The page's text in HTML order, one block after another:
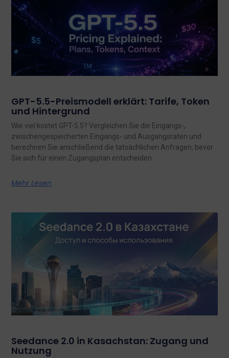
GPT-5.5-Preismodell erklärt: Tarife, Token
und Hintergrund
Wie viel kostet GPT-5.5? Vergleichen Sie die Eingangs-,
zwischengespeicherten Eingangs- und Ausgangsraten und
berechnen Sie anschließend die tatsächlichen Anfragen, bevor
Sie sich für einen Zugangsplan entscheiden.
Mehr Lesen
Seedance 2.0 in Kasachstan: Zugang und
Nutzung